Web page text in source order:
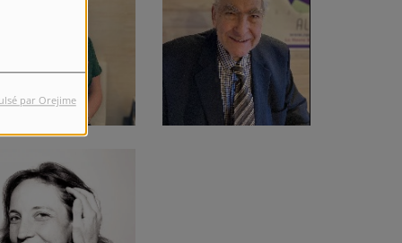
par Orejime